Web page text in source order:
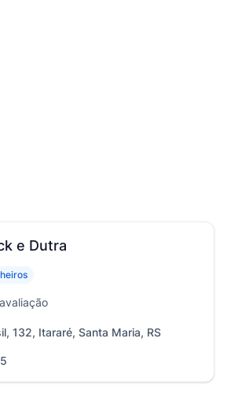
e Dutra
132, Itararé, Santa Maria, RS